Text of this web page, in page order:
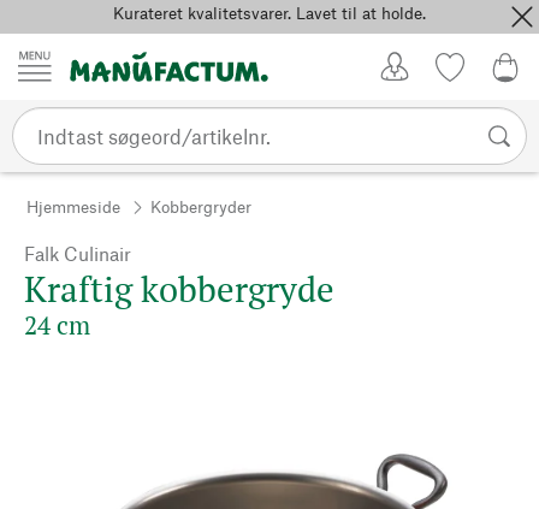
Spring til indholdKurateret kvalitetsvarer. Lavet til at holde.
Hjemmeside Kobbergryder
Falk Culinair
Kraftig kobbergryde
24 cm